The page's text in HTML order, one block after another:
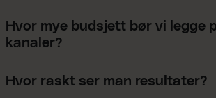
Hvor mye budsjett bør vi legge
kanaler?
Hvor raskt ser man resultater?